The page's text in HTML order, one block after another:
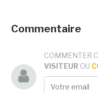
Commentaire
COMMENTER
VISITEUR OU